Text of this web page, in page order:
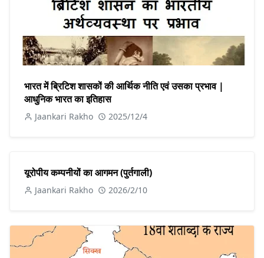
भारत में ब्रिटिश शासकों की आर्थिक नीति एवं उसका प्रभाव |
आधुनिक भारत का इतिहास
Jaankari Rakho 2025/12/4
यूरोपीय कम्पनीयों का आगमन (पुर्तगाली)
Jaankari Rakho 2026/2/10